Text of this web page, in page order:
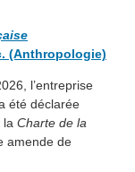
(Anthropologie)
l’entreprise
été déclarée
la Charte de la
amende de